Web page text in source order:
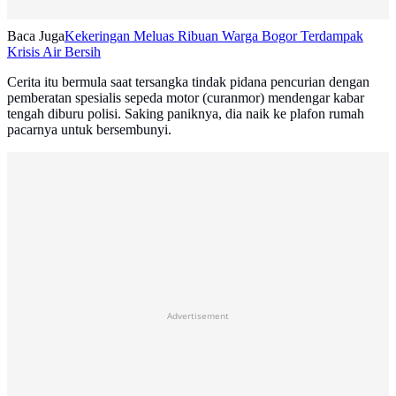
Baca JugaKekeringan Meluas Ribuan Warga Bogor Terdampak
Krisis Air Bersih
Cerita itu bermula saat tersangka tindak pidana pencurian dengan
pemberatan spesialis sepeda motor (curanmor) mendengar kabar
tengah diburu polisi. Saking paniknya, dia naik ke plafon rumah
pacarnya untuk bersembunyi.
Advertisement